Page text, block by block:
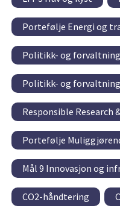
Portefølje Energi og
Politikk- og
Politikk- og
Responsible Research
Portefølje
Mål 9 Innovasjon og
CO2-håndtering